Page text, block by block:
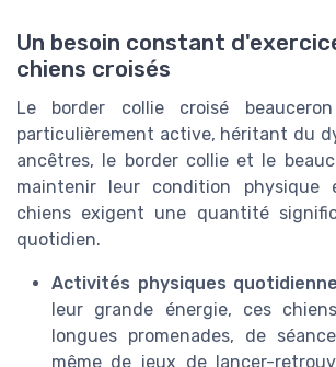
Un besoin constant
chiens croisés
Le border collie croisé
particulièrement active, héritant du
ancêtres, le border collie et le
maintenir leur condition physique
chiens exigent une quantité
quotidien.
Activités physiques
leur grande énergie, ces
longues promenades, de
même de jeux de lancer-